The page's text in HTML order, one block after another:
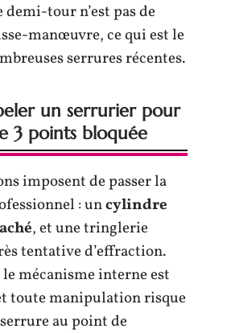
demi-tour n’est pas de
manœuvre, ce qui est le
serrures récentes.
un serrurier pour
3 points bloquée
imposent de passer la
: uncylindre
, et une tringlerie
tentative d’effraction.
le mécanisme interne est
toute manipulation risque
au point de